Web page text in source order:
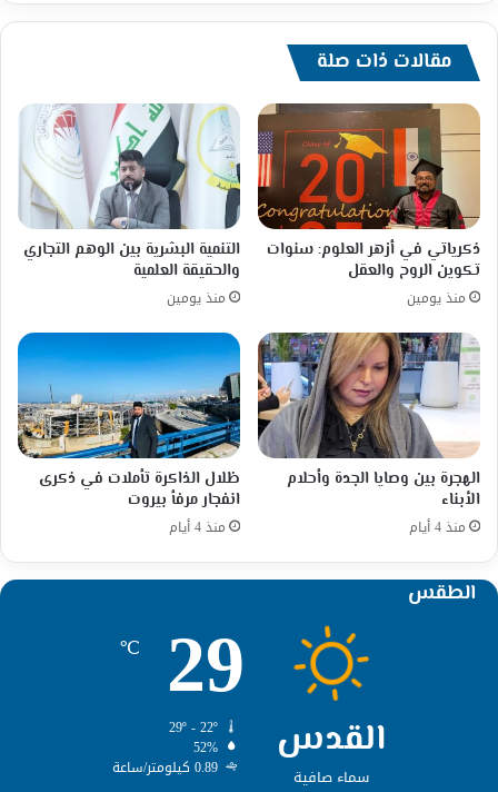
مقالات ذات صلة
ذكرياتي في أزهر العلوم: سنوات
تكوين الروح والعقل
منذ يومين
التنمية البشرية بين الوهم التجاري
والحقيقة العلمية
منذ يومين
الهجرة بين وصايا الجدة وأحلام
الأبناء
منذ 4 أيام
ظلال الذاكرة تأملات في ذكرى
انفجار مرفأ بيروت
منذ 4 أيام
الطقس
القدس
سماء صافية
29
℃
52%
0.89 كيلومتر/ساعة